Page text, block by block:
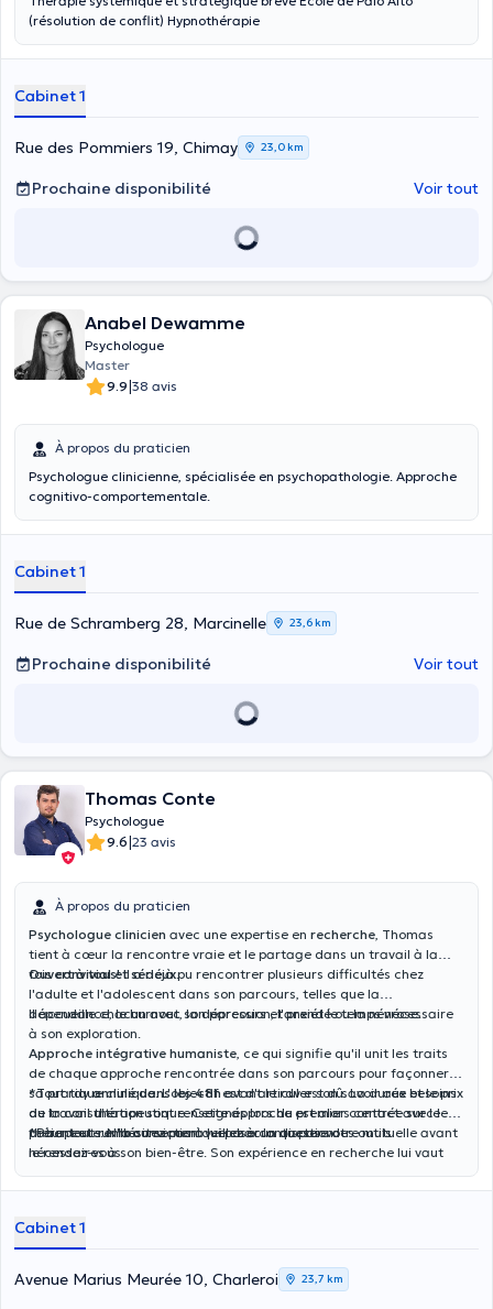
(résolution de conflit) Hypnothérapie
Cabinet 1
Rue des Pommiers 19, Chimay 23,0 km
Prochaine disponibilité Voir tout
Anabel Dewamme
Psychologue
Master
9.9|38 avis
À propos du praticien
Psychologue clinicienne, spécialisée en psychopathologie. Approche
cognitivo-comportementale.
Cabinet 1
Rue de Schramberg 28, Marcinelle 23,6 km
Prochaine disponibilité Voir tout
Thomas Conte
Psychologue
9.6|23 avis
À propos du praticien
Psychologue clinicien avec une expertise en recherche, Thomas
tient à cœur la rencontre vraie et le partage dans un travail à la
foisconvivial et sérieux.
Ouvert à tous!Il a déjà pu rencontrer plusieurs difficultés chez
l'adulte et l'adolescent dans son parcours, telles que la
dépendance, le burnout, la dépression, l'anxiété ou la névrose.
Il accueille chacun avec son parcours et prend le temps nécessaire
à son exploration.
Approche intégrative humaniste, ce qui signifie qu'il unit les traits
de chaque approche rencontrée dans son parcours pour façonner
sa pratique clinique. L'objectif est d'articuler son savoir aux besoins
du travail thérapeutique. Cette approche est alors centrée sur le
patient et sur la conviction que chacun dispose des outils
nécessaires à son bien-être. Son expérience en recherche lui vaut
*Tout rdvannulé dans les 48h avant le rdv est dû. La durée et le prix
de la consultation sont renseignés lors du premier contact avec le
thérapeute. N'hésitez pas à lui poser la question.
*Pour toutremboursementveillez à contacter votre mutuelle avant
le rendez-vous.
Cabinet 1
Avenue Marius Meurée 10, Charleroi 23,7 km